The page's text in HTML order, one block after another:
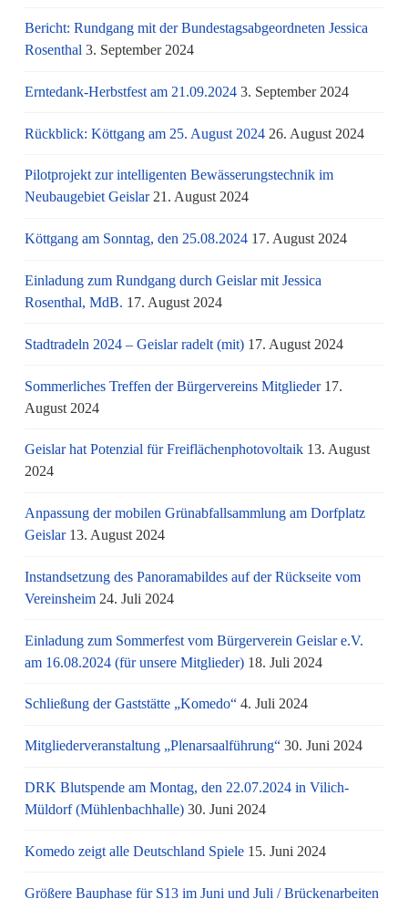
Bericht: Rundgang mit der Bundestagsabgeordneten Jessica
Rosenthal 3. September 2024
Erntedank-Herbstfest am 21.09.2024 3. September 2024
Rückblick: Köttgang am 25. August 2024 26. August 2024
Pilotprojekt zur intelligenten Bewässerungstechnik im
Neubaugebiet Geislar 21. August 2024
Köttgang am Sonntag, den 25.08.2024 17. August 2024
Einladung zum Rundgang durch Geislar mit Jessica
Rosenthal, MdB. 17. August 2024
Stadtradeln 2024 – Geislar radelt (mit) 17. August 2024
Sommerliches Treffen der Bürgervereins Mitglieder 17.
August 2024
Geislar hat Potenzial für Freiflächenphotovoltaik 13. August
2024
Anpassung der mobilen Grünabfallsammlung am Dorfplatz
Geislar 13. August 2024
Instandsetzung des Panoramabildes auf der Rückseite vom
Vereinsheim 24. Juli 2024
Einladung zum Sommerfest vom Bürgerverein Geislar e.V.
am 16.08.2024 (für unsere Mitglieder) 18. Juli 2024
Schließung der Gaststätte „Komedo“ 4. Juli 2024
Mitgliederveranstaltung „Plenarsaalführung“ 30. Juni 2024
DRK Blutspende am Montag, den 22.07.2024 in Vilich-
Müldorf (Mühlenbachhalle) 30. Juni 2024
Komedo zeigt alle Deutschland Spiele 15. Juni 2024
Größere Bauphase für S13 im Juni und Juli / Brü­cken­ar­bei­ten